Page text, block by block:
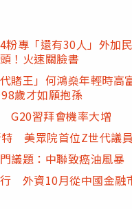
粉專「還有30人」外加
！火速關臉書
賭王」何鴻燊年輕時
歲才如願抱孫
G20習拜會機率大增
美眾院首位Z世代議員
議題：中聯致癌油風暴
外資10月從中國金融